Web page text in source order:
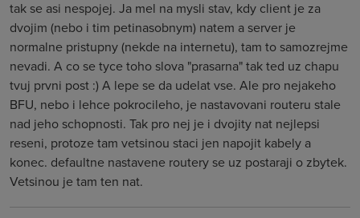
tak se asi nespojej. Ja mel na mysli stav, kdy client je za
dvojim (nebo i tim petinasobnym) natem a server je
normalne pristupny (nekde na internetu), tam to samozrejme
nevadi. A co se tyce toho slova "prasarna" tak ted uz chapu
tvuj prvni post :) A lepe se da udelat vse. Ale pro nejakeho
BFU, nebo i lehce pokrocileho, je nastavovani routeru stale
nad jeho schopnosti. Tak pro nej je i dvojity nat nejlepsi
reseni, protoze tam vetsinou staci jen napojit kabely a
konec. defaultne nastavene routery se uz postaraji o zbytek.
Vetsinou je tam ten nat.